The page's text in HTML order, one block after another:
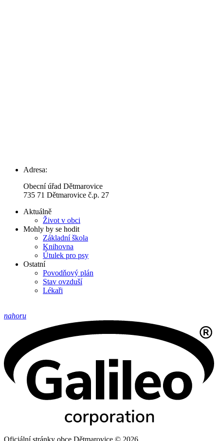
Adresa:
Obecní úřad Dětmarovice
735 71 Dětmarovice č.p. 27
Aktuálně
Život v obci
Mohly by se hodit
Základní škola
Knihovna
Útulek pro psy
Ostatní
Povodňový plán
Stav ovzduší
Lékaři
nahoru
Oficiální stránky obce Dětmarovice © 2026